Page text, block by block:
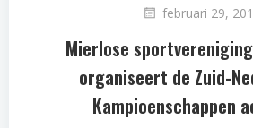
februari 29,
Mierlose
organiseert de Zuid-
Kampioenschappen